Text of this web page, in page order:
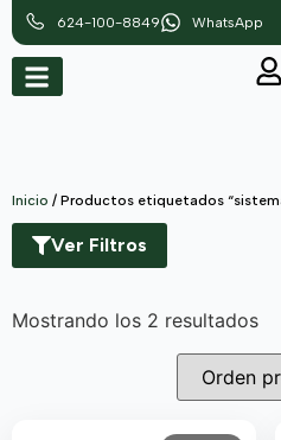
624-100-8849 WhatsApp
Inicio / Productos etiquetados
Ver Filtros
Mostrando los 2 resultados